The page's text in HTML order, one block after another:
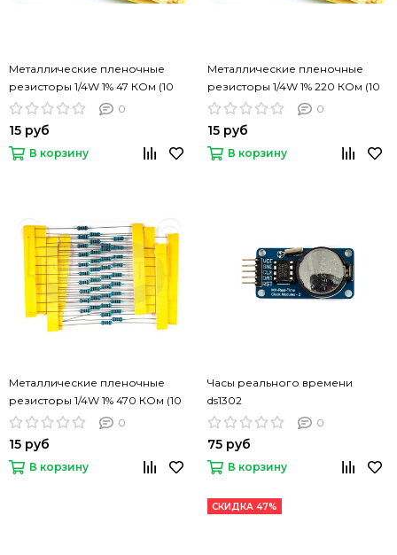
Металлические пленочные
резисторы 1/4W 1% 47 КОм (10
шт)
0
15 руб
В корзину
Металлические пленочные
резисторы 1/4W 1% 220 КОм (10
шт)
0
15 руб
В корзину
Металлические пленочные
резисторы 1/4W 1% 470 КОм (10
шт)
0
15 руб
В корзину
Часы реального времени
ds1302
0
75 руб
В корзину
СКИДКА 47%